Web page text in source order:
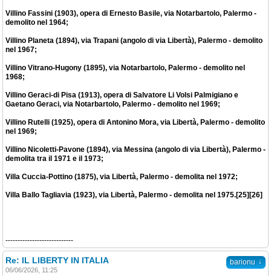
Villino Fassini (1903), opera di Ernesto Basile, via Notarbartolo, Palermo -
demolito nel 1964;
Villino Planeta (1894), via Trapani (angolo di via Libertà), Palermo - demolito
nel 1967;
Villino Vitrano-Hugony (1895), via Notarbartolo, Palermo - demolito nel
1968;
Villino Geraci-di Pisa (1913), opera di Salvatore Li Volsi Palmigiano e
Gaetano Geraci, via Notarbartolo, Palermo - demolito nel 1969;
Villino Rutelli (1925), opera di Antonino Mora, via Libertà, Palermo - demolito
nel 1969;
Villino Nicoletti-Pavone (1894), via Messina (angolo di via Libertà), Palermo -
demolita tra il 1971 e il 1973;
Villa Cuccia-Pottino (1875), via Libertà, Palermo - demolita nel 1972;
Villa Ballo Tagliavia (1923), via Libertà, Palermo - demolita nel 1975.[25][26]
----------------------------
barionu ↓
Re: IL LIBERTY IN ITALIA
06/06/2026, 11:25